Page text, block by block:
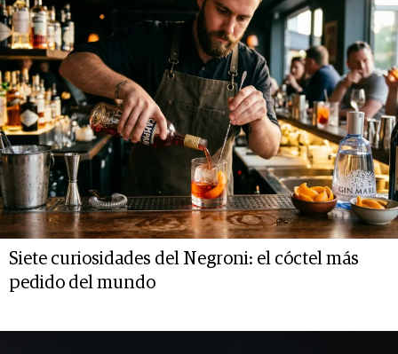
Siete curiosidades del Negroni: el cóctel más
pedido del mundo